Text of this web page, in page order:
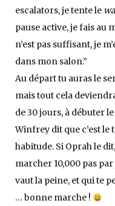
escalators, je tente le
pause active, je fais au
n’est pas suffisant, je
dans mon salon.”
Au départ tu auras le
mais tout cela
de 30 jours, à débuter
Winfrey dit que c’est le
habitude. Si Oprah le
marcher 10,000 pas
vaut la peine, et qui te
… bonne marche !